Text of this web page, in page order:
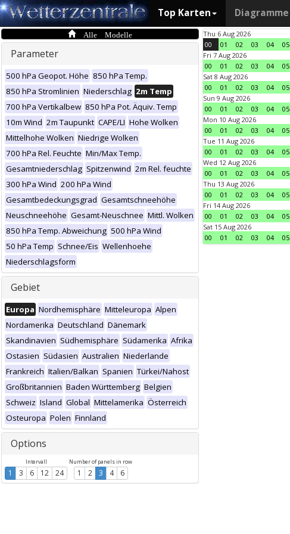
Top Karten Diagramme
Alle Modelle
Parameter
500 hPa Geopot. Höhe 850 hPa Temp.
850 hPa Stromlinien Niederschlag 2m Temp
700 hPa Vertikalbew 850 hPa Pot. Äquiv. Temp
10m Wind 2m Taupunkt CAPE/LI Hohe Wolken
Mittelhohe Wolken Niedrige Wolken
700 hPa Rel. Feuchte Min/Max Temp.
Gesamtniederschlag Spitzenwind 2m Rel. feuchte
300 hPa Wind 200 hPa Wind
Gesamtbedeckungsgrad Gesamtschneehöhe
Neuschneehöhe Gesamt-Neuschnee Mittl. Wolken
850 hPa Temp. Abweichung 500 hPa Wind
50 hPa Temp Schnee/Eis Wellenhoehe
Niederschlagsform
Gebiet
Europa Nordhemisphäre Mitteleuropa Alpen
Nordamerika Deutschland Dänemark
Skandinavien Südhemisphäre Südamerika Afrika
Ostasien Südasien Australien Niederlande
Frankreich Italien/Balkan Spanien Türkei/Nahost
Großbritannien Baden Württemberg Belgien
Schweiz Island Global Mittelamerika Österreich
Osteuropa Polen Finnland
Options
Intervall
1 3 6 12 24
Number of panels in row
1 2 3 4 6
Thu 6 Aug 2026
00
01 02 03 04 05
Fri 7 Aug 2026
00
01 02 03 04 05
Sat 8 Aug 2026
00
01 02 03 04 05
Sun 9 Aug 2026
00
01 02 03 04 05
Mon 10 Aug 2026
00
01 02 03 04 05
Tue 11 Aug 2026
00
01 02 03 04 05
Wed 12 Aug 2026
00
01 02 03 04 05
Thu 13 Aug 2026
00
01 02 03 04 05
Fri 14 Aug 2026
00
01 02 03 04 05
Sat 15 Aug 2026
00
01 02 03 04 05